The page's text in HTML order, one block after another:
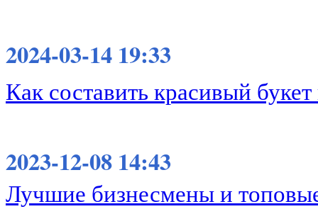
2024-03-14 19:33
Как составить красивый
2023-12-08 14:43
Лучшие бизнесмены и